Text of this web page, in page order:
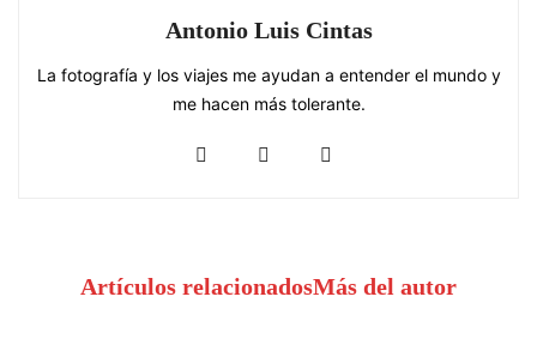
Antonio Luis Cintas
La fotografía y los viajes me ayudan a entender el mundo y
me hacen más tolerante.
Artículos relacionadosMás del autor